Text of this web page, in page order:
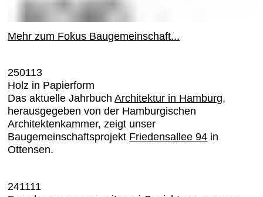
Mehr zum Fokus Baugemeinschaft...
250113
Holz in Papierform
Das aktuelle JahrbuchArchitektur in Hamburg,
herausgegeben von der Hamburgischen
Architektenkammer, zeigt unser
Baugemeinschaftsprojekt Friedensallee 94 in
Ottensen.
241111